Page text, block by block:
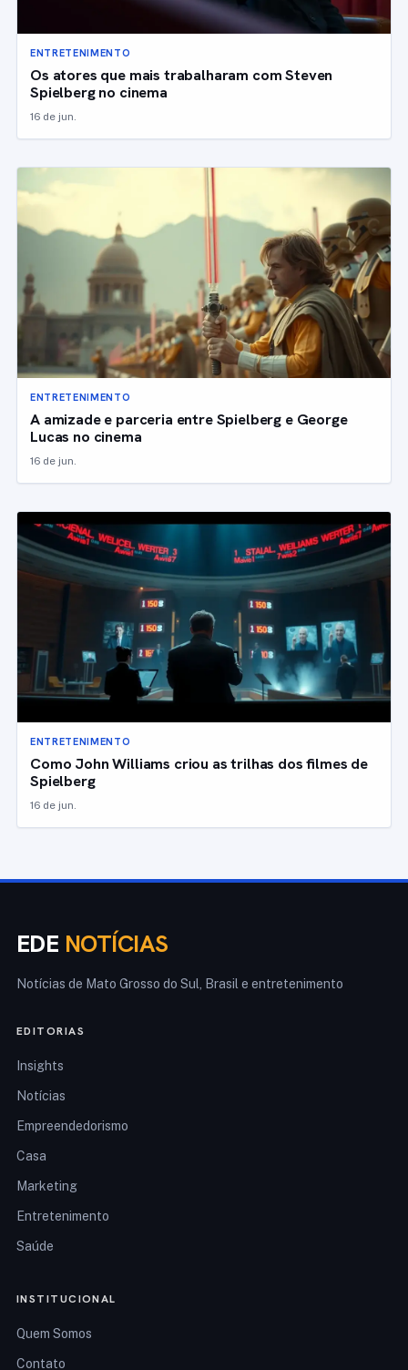
ENTRETENIMENTO
Os atores que mais trabalharam com Steven
Spielberg no cinema
16 de jun.
ENTRETENIMENTO
A amizade e parceria entre Spielberg e George
Lucas no cinema
16 de jun.
ENTRETENIMENTO
Como John Williams criou as trilhas dos filmes de
Spielberg
16 de jun.
EDE NOTÍCIAS
Notícias de Mato Grosso do Sul, Brasil e entretenimento
EDITORIAS
Insights
Notícias
Empreendedorismo
Casa
Marketing
Entretenimento
Saúde
INSTITUCIONAL
Quem Somos
Contato